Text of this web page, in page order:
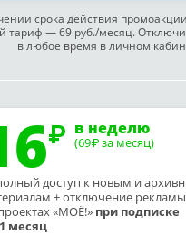
срока действия
тариф — 69 руб./месяц.
в любое время в личном
в неделю
(69₽ за месяц)
доступ к новым и
+ отключение рекламы
«МОЁ!» при подписке
месяц